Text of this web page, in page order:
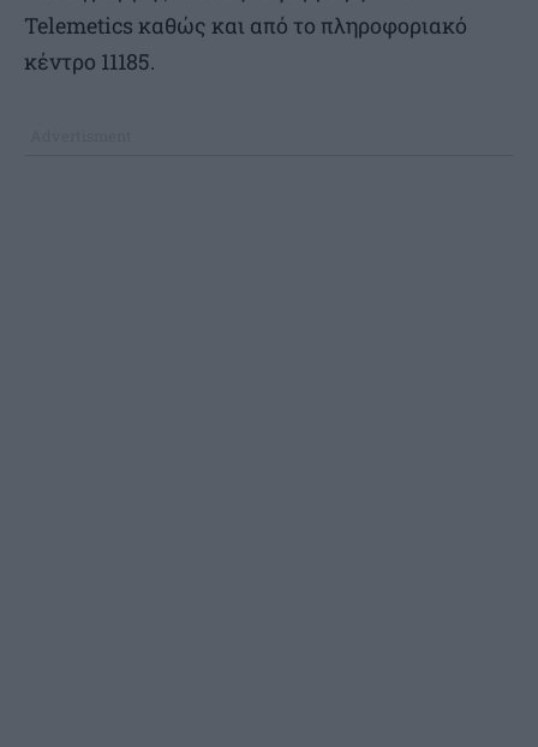
Telemetics καθώς και από το πληροφοριακό
κέντρο 11185.